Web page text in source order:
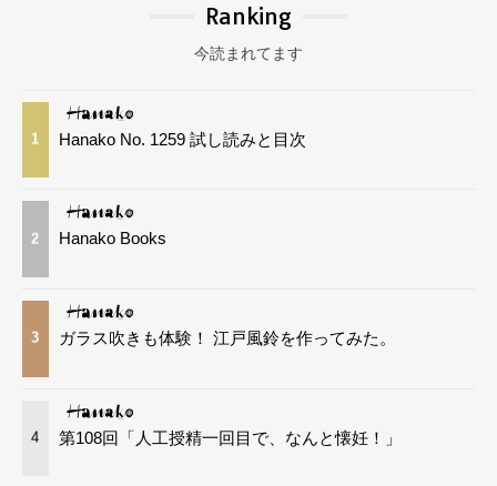
Ranking
今読まれてます
1 Hanako No. 1259 試し読みと目次
2 Hanako Books
3 ガラス吹きも体験！ 江戸風鈴を作ってみた。
4 第108回「人工授精一回目で、なんと懐妊！」